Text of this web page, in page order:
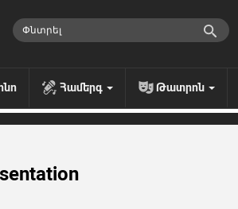
Համերգ Թատրոն